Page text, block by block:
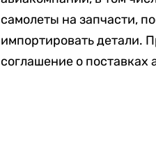
самолеты на запчасти,
импортировать детали.
соглашение о поставках